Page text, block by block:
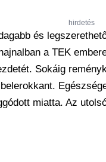
hirdetés
és
a TEK
Sokáig
miatta. Az